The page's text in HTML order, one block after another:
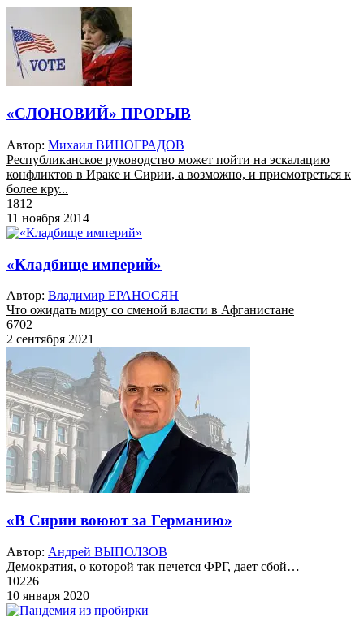
«СЛОНОВИЙ» ПРОРЫВ
Автор: Михаил ВИНОГРАДОВ
Республиканское руководство может пойти на эскалацию
конфликтов в Ираке и Сирии, а возможно, и присмотреться к
более кру...
1812
11 ноября 2014
«Кладбище империй»
Автор: Владимир ЕРАНОСЯН
Что ожидать миру со сменой власти в Афганистане
6702
2 сентября 2021
«В Сирии воюют за Германию»
Автор: Андрей ВЫПОЛЗОВ
Демократия, о которой так печется ФРГ, дает сбой…
10226
10 января 2020